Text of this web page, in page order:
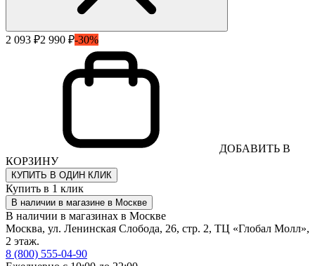
2 093 ₽2 990 ₽-30%
ДОБАВИТЬ В
КОРЗИНУ
КУПИТЬ В ОДИН КЛИК
Купить в 1 клик
В наличии в магазине в Москве
В наличии в магазинах в Москве
Москва, ул. Ленинская Слобода, 26, стр. 2, ТЦ «Глобал Молл»,
2 этаж.
8 (800) 555-04-90